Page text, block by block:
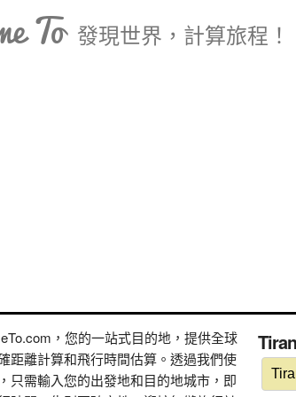
To 發現世界，計算旅程！
，您的一站式目的地，提供全球
距離計算和飛行時間估算。透過我們使
只需輸入您的出發地和目的地城市，即